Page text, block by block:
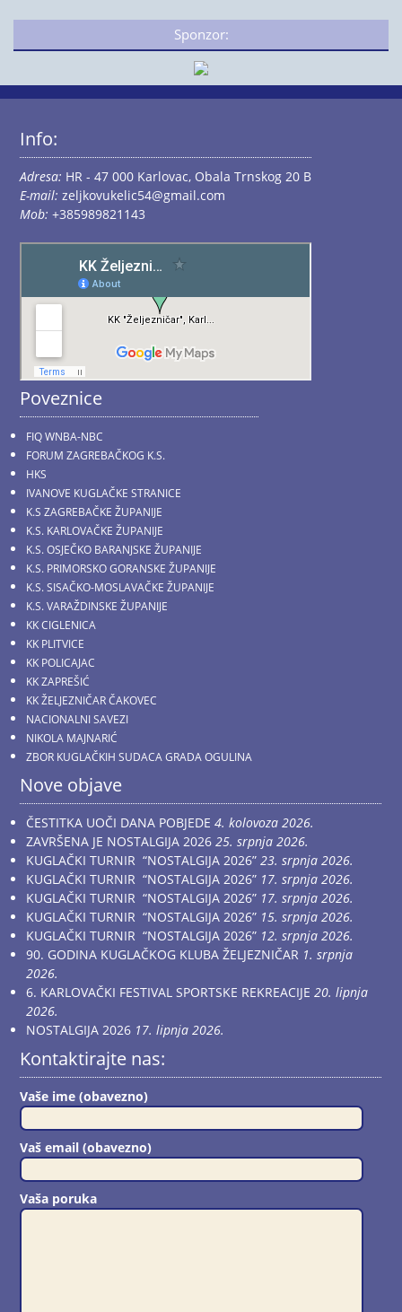
Sponzor:
Info:
Adresa: HR - 47 000 Karlovac, Obala Trnskog 20 B
E-mail: zeljkovukelic54@gmail.com
Mob: +385989821143
Poveznice
FIQ WNBA-NBC
FORUM ZAGREBAČKOG K.S.
HKS
IVANOVE KUGLAČKE STRANICE
K.S ZAGREBAČKE ŽUPANIJE
K.S. KARLOVAČKE ŽUPANIJE
K.S. OSJEČKO BARANJSKE ŽUPANIJE
K.S. PRIMORSKO GORANSKE ŽUPANIJE
K.S. SISAČKO-MOSLAVAČKE ŽUPANIJE
K.S. VARAŽDINSKE ŽUPANIJE
KK CIGLENICA
KK PLITVICE
KK POLICAJAC
KK ZAPREŠIĆ
KK ŽELJEZNIČAR ČAKOVEC
NACIONALNI SAVEZI
NIKOLA MAJNARIĆ
ZBOR KUGLAČKIH SUDACA GRADA OGULINA
Nove objave
ČESTITKA UOČI DANA POBJEDE 4. kolovoza 2026.
ZAVRŠENA JE NOSTALGIJA 2026 25. srpnja 2026.
KUGLAČKI TURNIR “NOSTALGIJA 2026” 23. srpnja 2026.
KUGLAČKI TURNIR “NOSTALGIJA 2026” 17. srpnja 2026.
KUGLAČKI TURNIR “NOSTALGIJA 2026” 17. srpnja 2026.
KUGLAČKI TURNIR “NOSTALGIJA 2026” 15. srpnja 2026.
KUGLAČKI TURNIR “NOSTALGIJA 2026” 12. srpnja 2026.
90. GODINA KUGLAČKOG KLUBA ŽELJEZNIČAR 1. srpnja
2026.
6. KARLOVAČKI FESTIVAL SPORTSKE REKREACIJE 20. lipnja
2026.
NOSTALGIJA 2026 17. lipnja 2026.
Kontaktirajte nas:
Vaše ime (obavezno)
Vaš email (obavezno)
Vaša poruka